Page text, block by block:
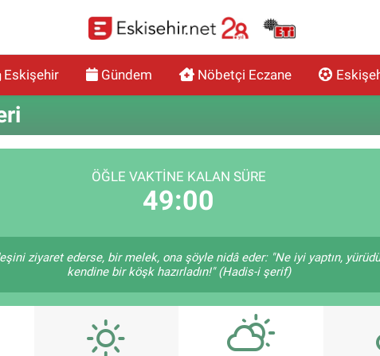
Eskişehir Gündem Nöbetçi Eczane
ÖĞLE VAKTINE KALAN SÜRE
48:59
ziyaret ederse, bir melek, ona şöyle nidâ eder: "Ne iyi yaptın,
kendine bir köşk hazırladın!" (Hadis-i şerif)